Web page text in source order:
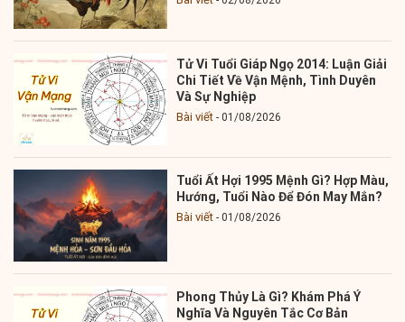
Tử Vi Tuổi Giáp Ngọ 2014: Luận Giải
Chi Tiết Về Vận Mệnh, Tình Duyên
Và Sự Nghiệp
Bài viết 01/08/2026
Tuổi Ất Hợi 1995 Mệnh Gì? Hợp Màu,
Hướng, Tuổi Nào Để Đón May Mắn?
Bài viết 01/08/2026
Phong Thủy Là Gì? Khám Phá Ý
Nghĩa Và Nguyên Tắc Cơ Bản